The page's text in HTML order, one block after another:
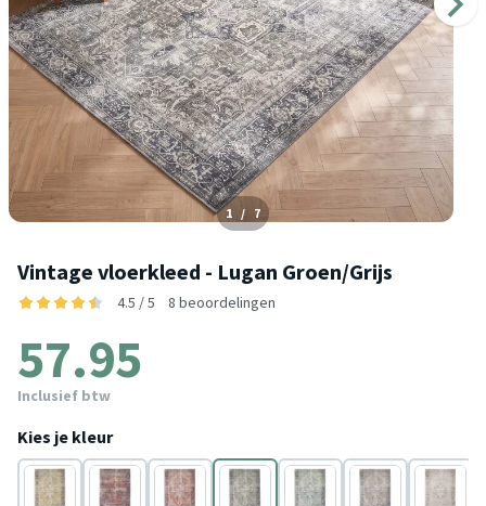
1 / 7
Vintage vloerkleed - Lugan Groen/Grijs
4.5 / 5 8 beoordelingen
57.95
Inclusief btw
Kies je kleur